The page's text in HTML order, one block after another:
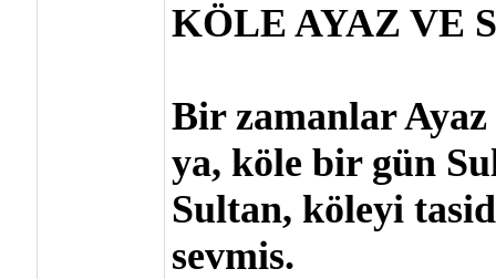
KÖLE AYAZ VE
Bir zamanlar
ya, köle bir gün
Sultan, köleyi
sevmis.